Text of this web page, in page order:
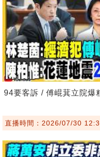
94要客訴 / 傅崐萁立院爆
直播時間：2026/07/30